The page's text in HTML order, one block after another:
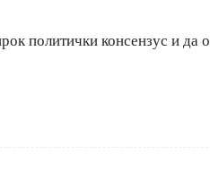
политички консензус и да